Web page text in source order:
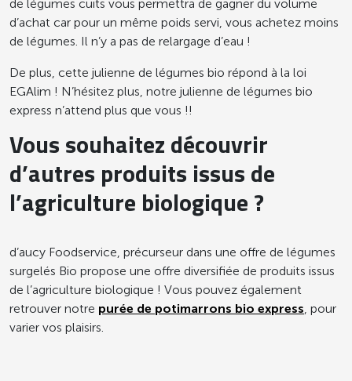
de légumes cuits vous permettra de gagner du volume
d’achat car pour un même poids servi, vous achetez moins
de légumes. Il n’y a pas de relargage d’eau !
De plus, cette julienne de légumes bio répond à la loi
EGAlim ! N’hésitez plus, notre julienne de légumes bio
express n’attend plus que vous !!
Vous souhaitez découvrir
d’autres produits issus de
l’agriculture biologique ?
d’aucy Foodservice, précurseur dans une offre de légumes
surgelés Bio propose une offre diversifiée de produits issus
de l’agriculture biologique ! Vous pouvez également
retrouver notre purée de potimarrons bio express, pour
varier vos plaisirs.